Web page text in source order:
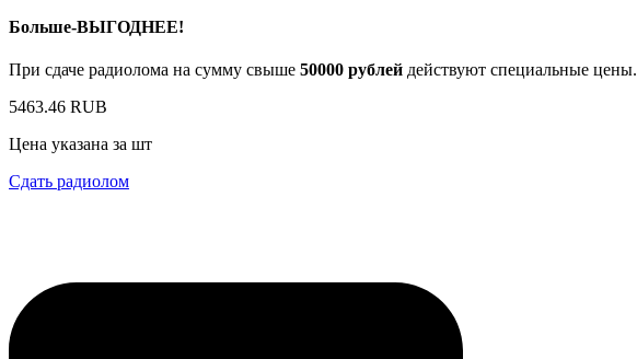
Больше-ВЫГОДНЕЕ!
При сдаче радиолома на сумму свыше 50000 рублей действуют специальные цены.
5463.46 RUB
Цена указана за шт
Сдать радиолом